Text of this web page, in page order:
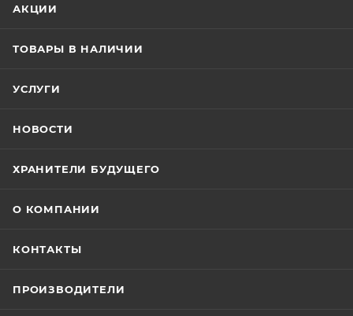
АКЦИИ
ТОВАРЫ В НАЛИЧИИ
УСЛУГИ
НОВОСТИ
ХРАНИТЕЛИ БУДУЩЕГО
О КОМПАНИИ
КОНТАКТЫ
ПРОИЗВОДИТЕЛИ